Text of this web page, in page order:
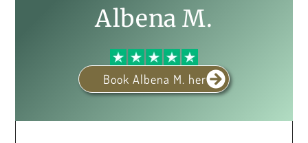
Albena M.
Book Albena M. her